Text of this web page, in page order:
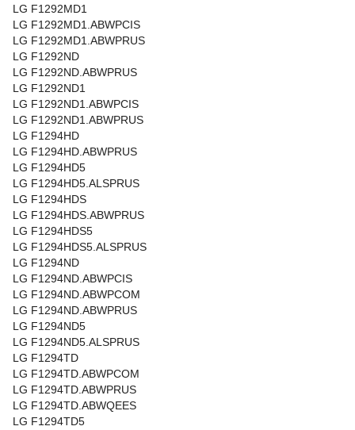
LG F1292MD1
LG F1292MD1.ABWPCIS
LG F1292MD1.ABWPRUS
LG F1292ND
LG F1292ND.ABWPRUS
LG F1292ND1
LG F1292ND1.ABWPCIS
LG F1292ND1.ABWPRUS
LG F1294HD
LG F1294HD.ABWPRUS
LG F1294HD5
LG F1294HD5.ALSPRUS
LG F1294HDS
LG F1294HDS.ABWPRUS
LG F1294HDS5
LG F1294HDS5.ALSPRUS
LG F1294ND
LG F1294ND.ABWPCIS
LG F1294ND.ABWPCOM
LG F1294ND.ABWPRUS
LG F1294ND5
LG F1294ND5.ALSPRUS
LG F1294TD
LG F1294TD.ABWPCOM
LG F1294TD.ABWPRUS
LG F1294TD.ABWQEES
LG F1294TD5